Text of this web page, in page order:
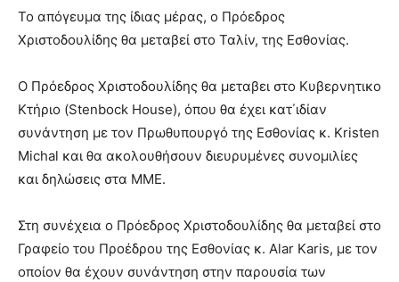
Το απόγευμα της ίδιας μέρας, ο Πρόεδρος
Χριστοδουλίδης θα μεταβεί στο Ταλίν, της Εσθονίας.
Ο Πρόεδρος Χριστοδουλίδης θα μεταβει στο Κυβερνητικο
Κτήριο (Stenbock House), όπου θα έχει κατ΄ιδίαν
συνάντηση με τον Πρωθυπουργό της Εσθονίας κ. Kristen
Michal και θα ακολουθήσουν διευρυμένες συνομιλίες
και δηλώσεις στα ΜΜΕ.
Στη συνέχεια ο Πρόεδρος Χριστοδουλίδης θα μεταβεί στο
Γραφείο του Προέδρου της Εσθονίας κ. Alar Karis, με τον
οποίον θα έχουν συνάντηση στην παρουσία των